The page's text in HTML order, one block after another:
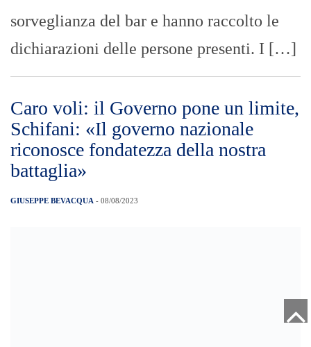
raggiungere l’Isola senza dover pagare
cifre elevatissime. Apprezziamo la
Estate Addosso edizione 2023:
domani all’arena di villa Dante il
Social City presentano l’avvio del